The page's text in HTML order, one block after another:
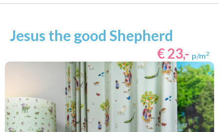
Jesus the good Shepherd
€ 23,- p/m2